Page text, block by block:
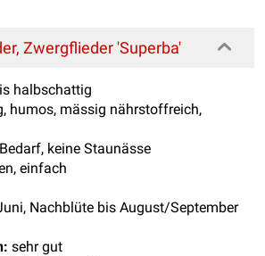
Zwergflieder 'Superba'
halbschattig
humos, mässig nährstoffreich,
keine Staunässe
einfach
Nachblüte bis August/September
sehr gut